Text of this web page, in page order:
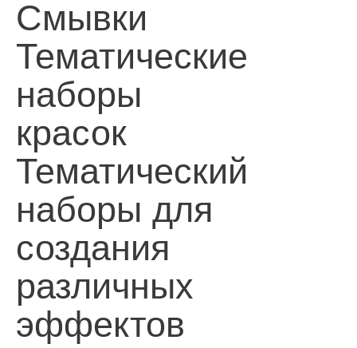
Смывки
Тематические
наборы
красок
Тематический
наборы для
создания
различных
эффектов